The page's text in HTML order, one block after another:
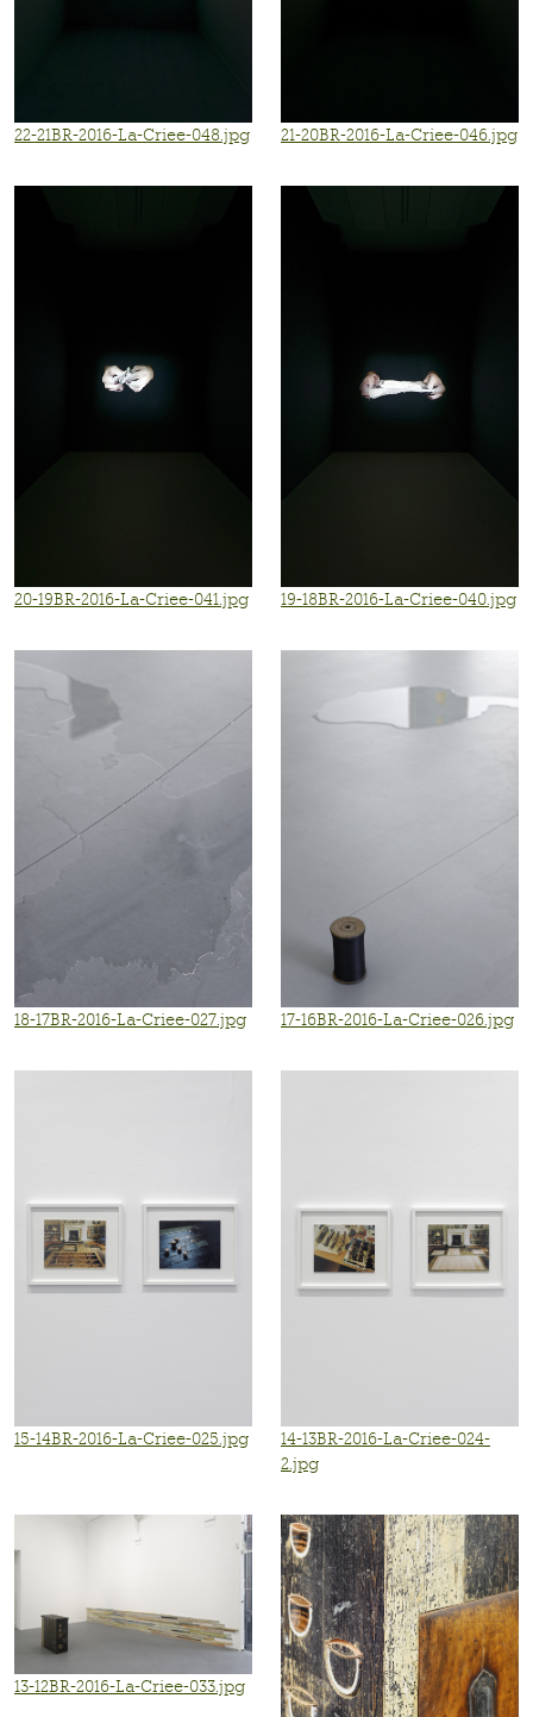
22-21BR-2016-La-Criee-048.jpg 21-20BR-2016-La-Criee-046.jpg
20-19BR-2016-La-Criee-041.jpg 19-18BR-2016-La-Criee-040.jpg
18-17BR-2016-La-Criee-027.jpg 17-16BR-2016-La-Criee-026.jpg
15-14BR-2016-La-Criee-025.jpg
14-13BR-2016-La-Criee-024-
2.jpg
13-12BR-2016-La-Criee-033.jpg